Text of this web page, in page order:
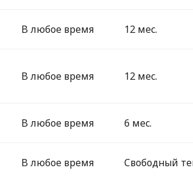
12 мес.
В любое время
12 мес.
В любое время
6 мес.
В любое время
Свободный
В любое время